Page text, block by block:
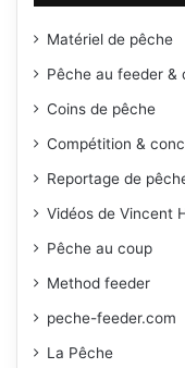
Matériel de pêche
Pêche au feeder &
Coins de pêche
Compétition &
Reportage de
Vidéos de Vincent
Pêche au coup
Method feeder
peche-feeder.com
La Pêche